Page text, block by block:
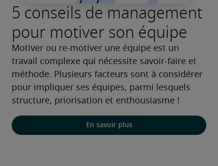
5 conseils de management
pour motiver son équipe
Motiver ou re-motiver une équipe est un
travail complexe qui nécessite savoir-faire et
méthode. Plusieurs facteurs sont à considérer
pour impliquer ses équipes, parmi lesquels
structure, priorisation et enthousiasme !
En savoir plus